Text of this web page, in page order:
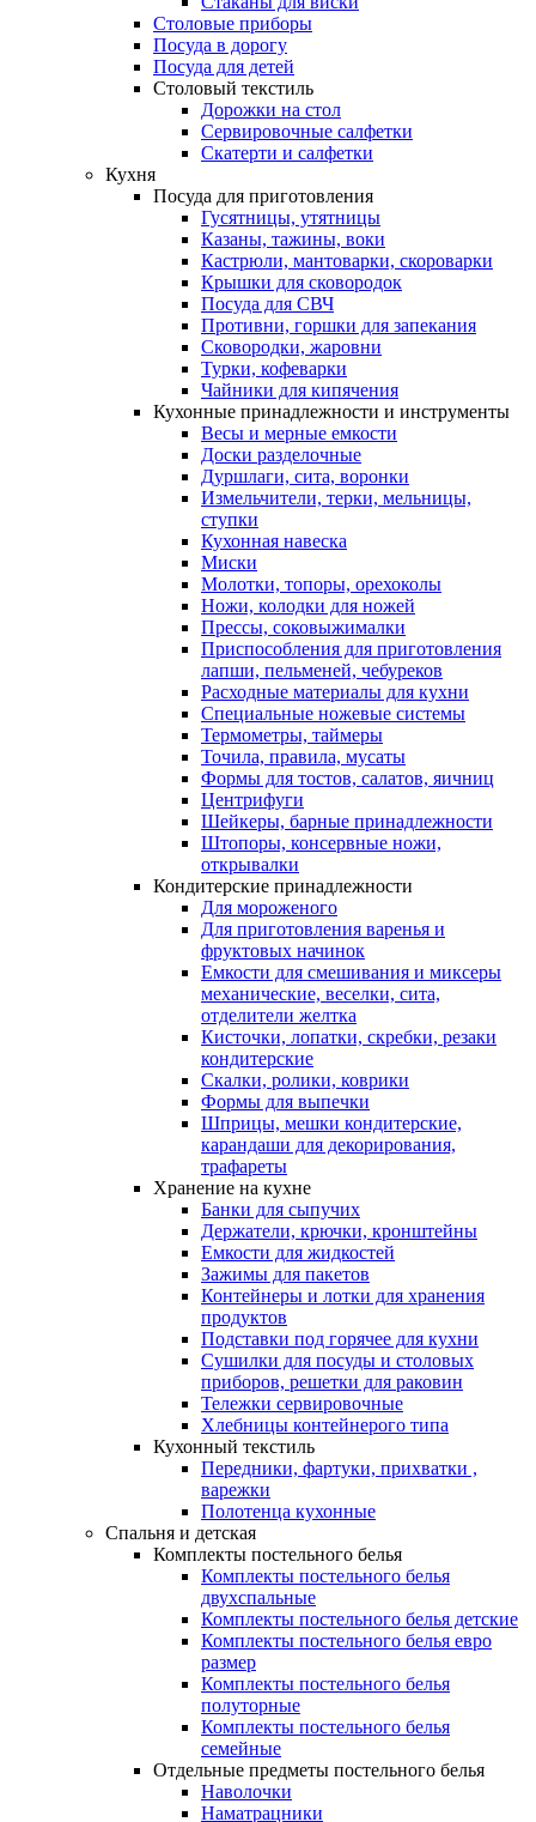
Столовые приборы
Посуда в дорогу
Посуда для детей
Столовый текстиль
Дорожки на стол
Сервировочные салфетки
Скатерти и салфетки
Кухня
Посуда для приготовления
Гусятницы, утятницы
Казаны, тажины, воки
Кастрюли, мантоварки, скороварки
Крышки для сковородок
Посуда для СВЧ
Противни, горшки для запекания
Сковородки, жаровни
Турки, кофеварки
Чайники для кипячения
Кухонные принадлежности и инструменты
Весы и мерные емкости
Доски разделочные
Дуршлаги, сита, воронки
Измельчители, терки, мельницы,
ступки
Кухонная навеска
Миски
Молотки, топоры, орехоколы
Ножи, колодки для ножей
Прессы, соковыжималки
Приспособления для приготовления
лапши, пельменей, чебуреков
Расходные материалы для кухни
Специальные ножевые системы
Термометры, таймеры
Точила, правила, мусаты
Формы для тостов, салатов, яичниц
Центрифуги
Шейкеры, барные принадлежности
Штопоры, консервные ножи,
открывалки
Кондитерские принадлежности
Для мороженого
Для приготовления варенья и
фруктовых начинок
Емкости для смешивания и миксеры
механические, веселки, сита,
отделители желтка
Кисточки, лопатки, скребки, резаки
кондитерские
Скалки, ролики, коврики
Формы для выпечки
Шприцы, мешки кондитерские,
карандаши для декорирования,
трафареты
Хранение на кухне
Банки для сыпучих
Держатели, крючки, кронштейны
Емкости для жидкостей
Зажимы для пакетов
Контейнеры и лотки для хранения
продуктов
Подставки под горячее для кухни
Сушилки для посуды и столовых
приборов, решетки для раковин
Тележки сервировочные
Хлебницы контейнерого типа
Кухонный текстиль
Передники, фартуки, прихватки ,
варежки
Полотенца кухонные
Спальня и детская
Комплекты постельного белья
Комплекты постельного белья
двухспальные
Комплекты постельного белья детские
Комплекты постельного белья евро
размер
Комплекты постельного белья
полуторные
Комплекты постельного белья
семейные
Отдельные предметы постельного белья
Наволочки
Наматрацники